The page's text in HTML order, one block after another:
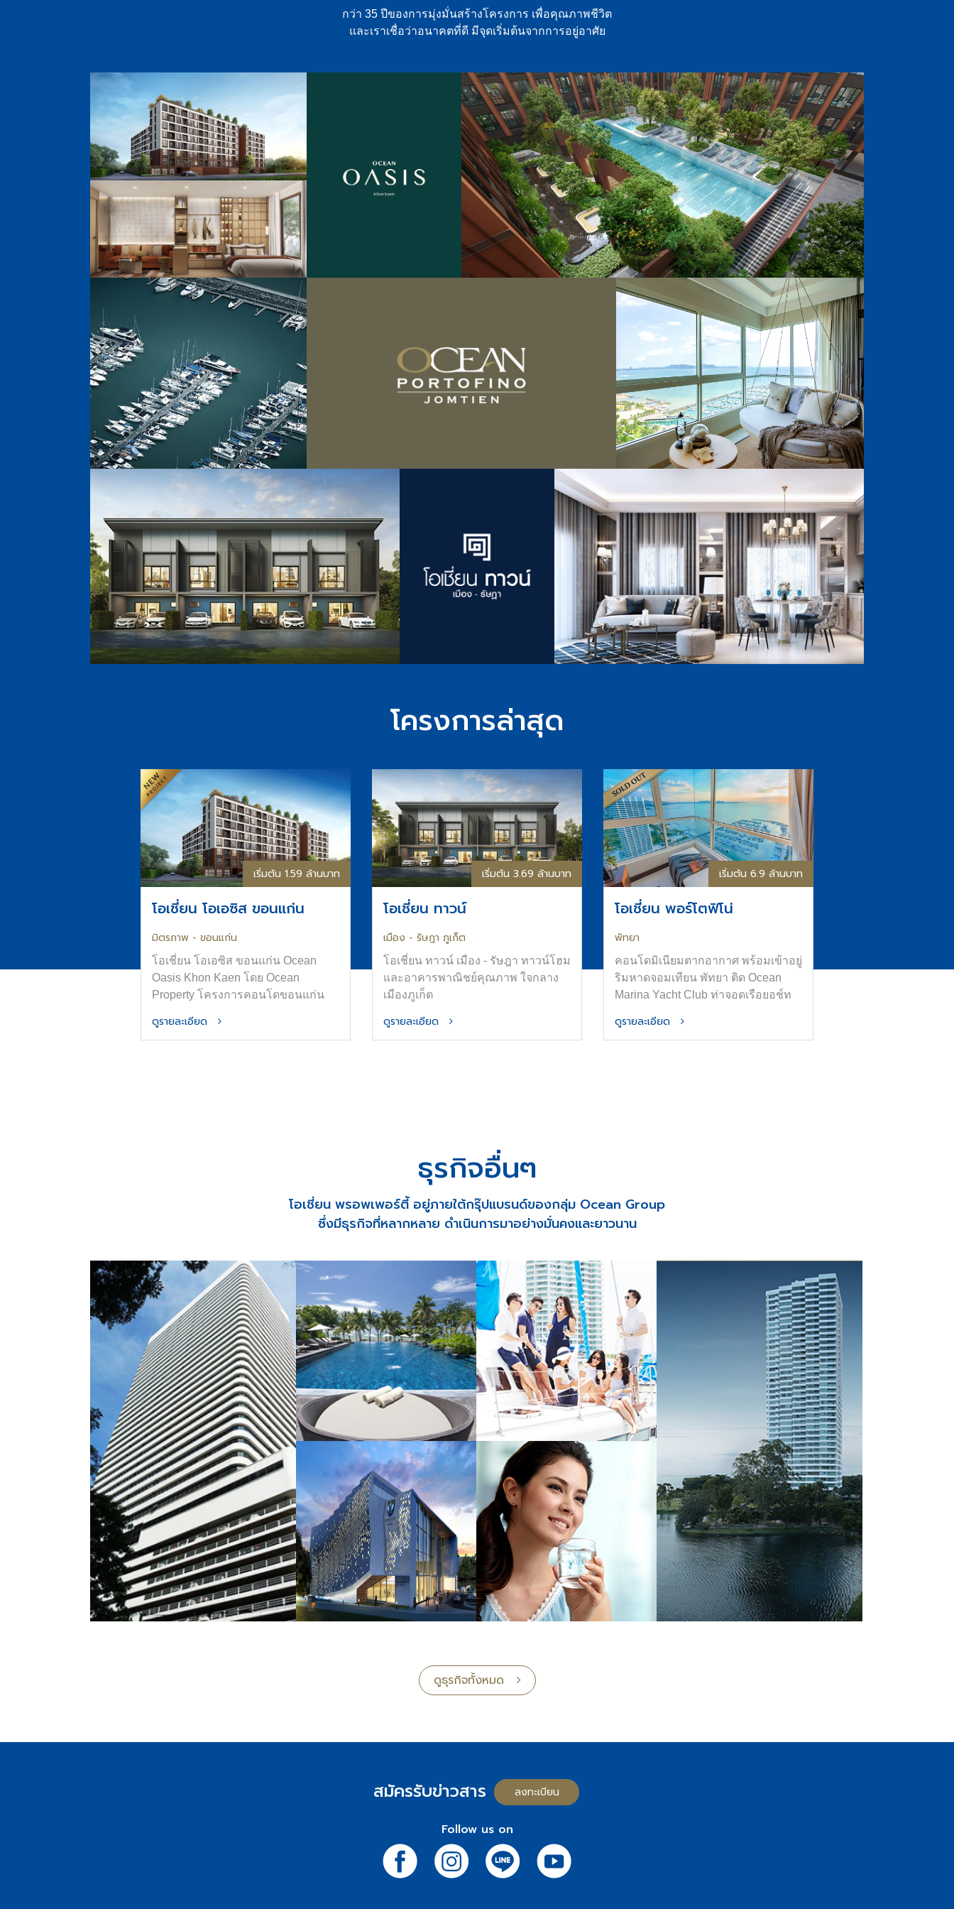
กว่า 35 ปีของการมุ่งมั่นสร้างโครงการ เพื่อคุณภาพชีวิต
และเราเชื่อว่าอนาคตที่ดี มีจุดเริ่มต้นจากการอยู่อาศัย
โครงการล่าสุด
เริ่มต้น 1.59 ล้านบาท
โอเชี่ยน โอเอซิส ขอนแก่น
มิตรภาพ - ขอนแก่น
โอเชี่ยน โอเอซิส ขอนแก่น Ocean
Oasis Khon Kaen โดย Ocean
Property โครงการคอนโดขอนแก่น
ขอนแก่น ออกแบบภายใต้แนวคิด
ดูรายละเอียด
เริ่มต้น 3.69 ล้านบาท
โอเชี่ยน ทาวน์
เมือง - รัษฎา ภูเก็ต
โอเชี่ยน ทาวน์ เมือง - รัษฎา ทาวน์โฮม
และอาคารพาณิชย์คุณภาพ ใจกลาง
เมืองภูเก็ต
ดูรายละเอียด
เริ่มต้น 6.9 ล้านบาท
โอเชี่ยน พอร์โตฟิโน่
พัทยา
คอนโดมิเนียมตากอากาศ พร้อมเข้าอยู่
ริมหาดจอมเทียน พัทยา ติด Ocean
Marina Yacht Club ท่าจอดเรือยอช์ท
ดูรายละเอียด
ธุรกิจอื่นๆ
โอเชี่ยน พรอพเพอร์ตี้ อยู่ภายใต้กรุ๊ปแบรนด์ของกลุ่ม Ocean Group
ซึ่งมีธุรกิจที่หลากหลาย ดำเนินการมาอย่างมั่นคงและยาวนาน
ดูธุรกิจทั้งหมด
สมัครรับข่าวสาร ลงทะเบียน
Follow us on